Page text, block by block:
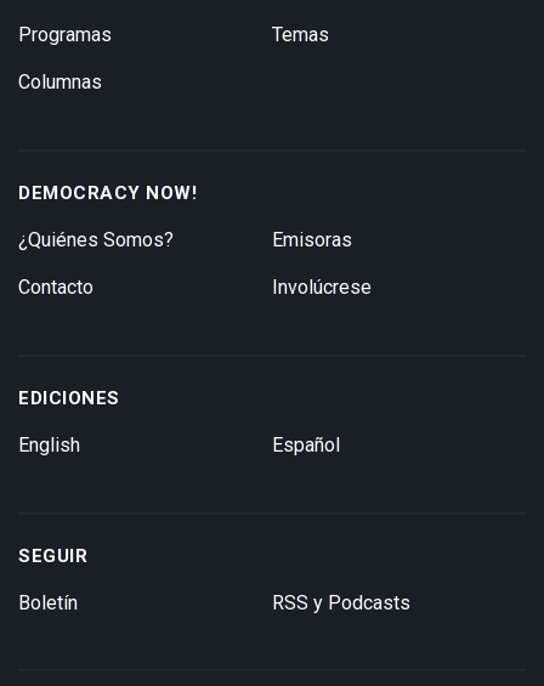
Programas
Columnas
Temas
DEMOCRACY NOW!
¿Quiénes Somos?
Contacto
Emisoras
Involúcrese
EDICIONES
English Español
SEGUIR
Boletín RSS y Podcasts